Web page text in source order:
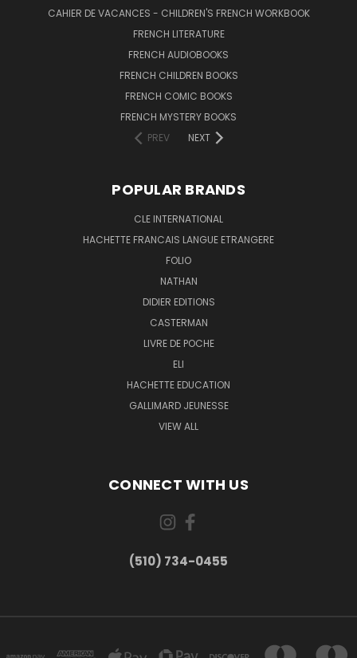
CAHIER DE VACANCES - CHILDREN'S FRENCH WORKBOOK
FRENCH LITERATURE
FRENCH AUDIOBOOKS
FRENCH CHILDREN BOOKS
FRENCH COMIC BOOKS
FRENCH MYSTERY BOOKS
PREV
NEXT
POPULAR BRANDS
CLE INTERNATIONAL
HACHETTE FRANCAIS LANGUE ETRANGERE
FOLIO
NATHAN
DIDIER EDITIONS
CASTERMAN
LIVRE DE POCHE
ELI
HACHETTE EDUCATION
GALLIMARD JEUNESSE
VIEW ALL
CONNECT WITH US
(510) 734-0455